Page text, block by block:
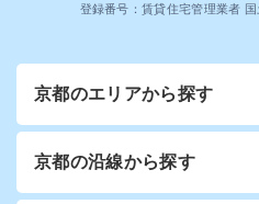
登録番号：賃貸住宅管理業者
京都のエリアから探す
京都の沿線から探す